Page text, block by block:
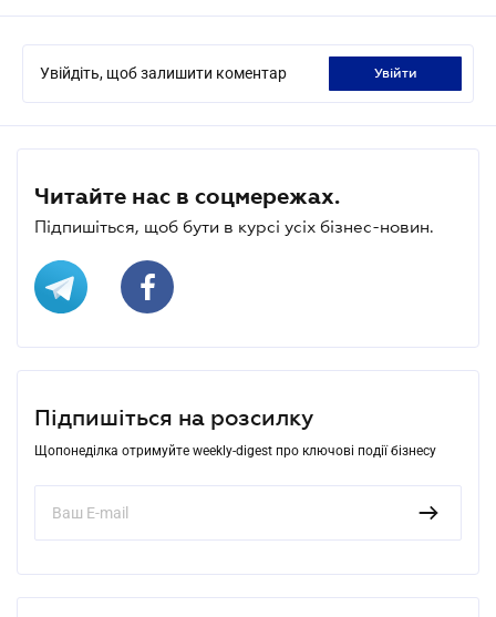
Увійдіть, щоб залишити коментар увійти
Читайте нас в соцмережах.
Підпишіться, щоб бути в курсі усіх бізнес-новин.
Підпишіться на розсилку
Щопонеділка отримуйте weekly-digest про ключові події бізнесу